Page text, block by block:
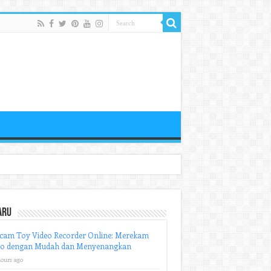
Toy Video Recorder Online: Merekam
dengan Mudah dan Menyenangkan
ago